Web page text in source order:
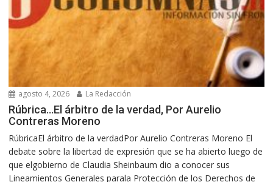
agosto 4, 2026 La Redacción
Rúbrica…El árbitro de la verdad, Por Aurelio
Contreras Moreno
RúbricaEl árbitro de la verdadPor Aurelio Contreras Moreno El
debate sobre la libertad de expresión que se ha abierto luego de
que elgobierno de Claudia Sheinbaum dio a conocer sus
Lineamientos Generales parala Protección de los Derechos de